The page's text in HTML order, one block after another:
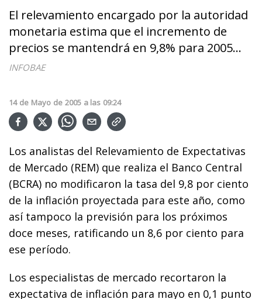
El relevamiento encargado por la autoridad
monetaria estima que el incremento de
precios se mantendrá en 9,8% para 2005...
INFOBAE
14 de Mayo de 2005 a las 09:24
Los analistas del Relevamiento de Expectativas
de Mercado (REM) que realiza el Banco Central
(BCRA) no modificaron la tasa del 9,8 por ciento
de la inflación proyectada para este año, como
así tampoco la previsión para los próximos
doce meses, ratificando un 8,6 por ciento para
ese período.
Los especialistas de mercado recortaron la
expectativa de inflación para mayo en 0,1 punto